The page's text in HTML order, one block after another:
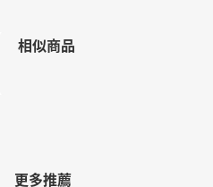
相似商品
更多推薦